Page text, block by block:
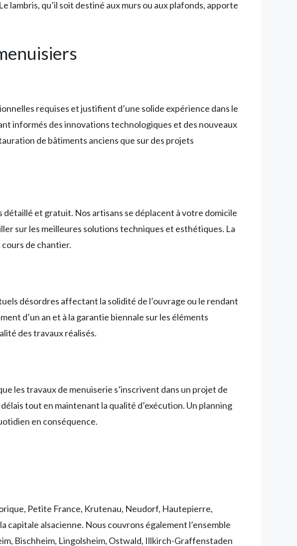
qu’il soit destiné aux murs ou aux plafonds, apporte
requises et justifient d’une solide expérience dans le
informés des innovations technologiques et des nouveaux
de bâtiments anciens que sur des projets
détaillé et gratuit. Nos artisans se déplacent à votre domicile
sur les meilleures solutions techniques et esthétiques. La
de chantier.
désordres affectant la solidité de l’ouvrage ou le rendant
d’un an et à la garantie biennale sur les éléments
des travaux réalisés.
les travaux de menuiserie s’inscrivent dans un projet de
tout en maintenant la qualité d’exécution. Un planning
en conséquence.
Petite France, Krutenau, Neudorf, Hautepierre,
alsacienne. Nous couvrons également l’ensemble
Bischheim, Lingolsheim, Ostwald, Illkirch-Graffenstaden